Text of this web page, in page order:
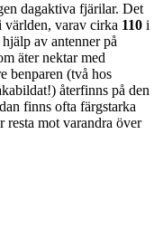
dagaktiva fjärilar. Det
världen, varav cirka 110 i
av antenner på
äter nektar med
benparen (två hos
återfinns på den
finns ofta färgstarka
resta mot varandra över